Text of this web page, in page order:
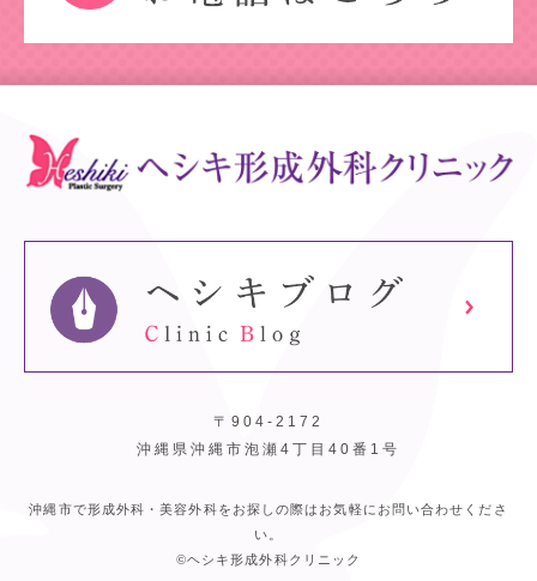
〒904-2172
沖縄県沖縄市泡瀬4丁目40番1号
沖縄市で形成外科・美容外科をお探しの際はお気軽にお問い合わせくださ
い。
©ヘシキ形成外科クリニック